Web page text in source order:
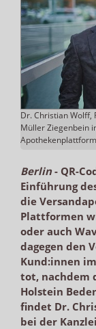
Dr. Christian Wolff,
Müller Ziegenbein
Berlin- QR-
Einführung
die
Plattformen
oder auch
dagegen den
Kund:innen
tot, nachdem
Holstein
findet Dr.
bei der